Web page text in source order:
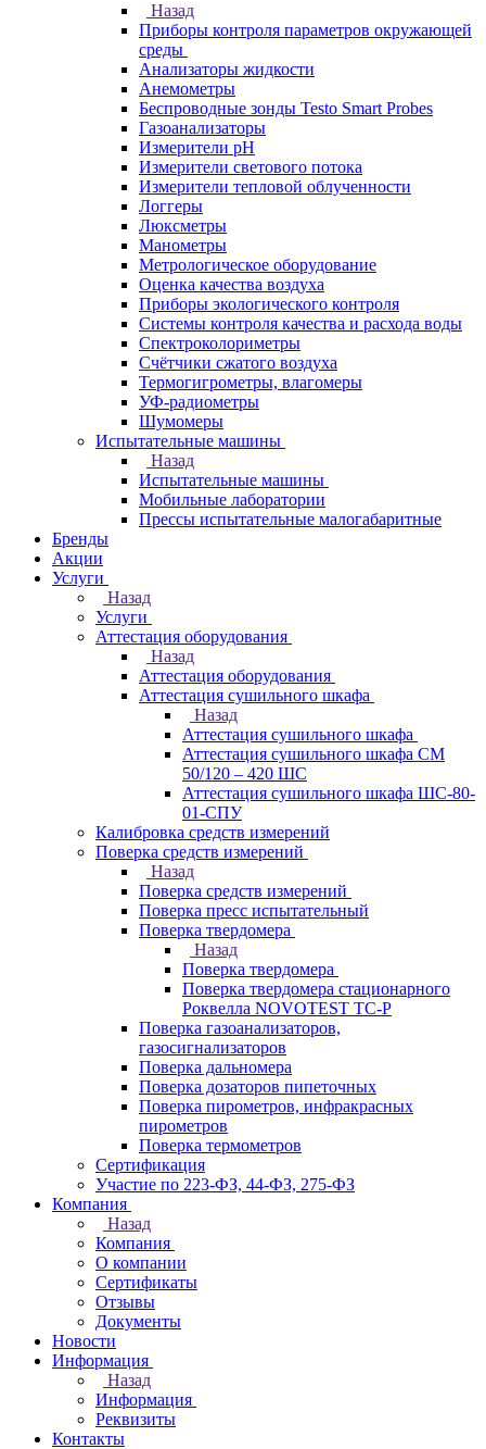
Назад
Приборы контроля параметров окружающей
среды
Анализаторы жидкости
Анемометры
Беспроводные зонды Testo Smart Probes
Газоанализаторы
Измерители pH
Измерители светового потока
Измерители тепловой облученности
Логгеры
Люксметры
Манометры
Метрологическое оборудование
Оценка качества воздуха
Приборы экологического контроля
Системы контроля качества и расхода воды
Спектроколориметры
Счётчики сжатого воздуха
Термогигрометры, влагомеры
УФ-радиометры
Шумомеры
Испытательные машины
Назад
Испытательные машины
Мобильные лаборатории
Прессы испытательные малогабаритные
Бренды
Акции
Услуги
Назад
Услуги
Аттестация оборудования
Назад
Аттестация оборудования
Аттестация сушильного шкафа
Назад
Аттестация сушильного шкафа
Аттестация сушильного шкафа СМ
50/120 – 420 ШС
Аттестация сушильного шкафа ШС-80-
01-СПУ
Калибровка средств измерений
Поверка средств измерений
Назад
Поверка средств измерений
Поверка пресс испытательный
Поверка твердомера
Назад
Поверка твердомера
Поверка твердомера стационарного
Роквелла NOVOTEST TС-Р
Поверка газоанализаторов,
газосигнализаторов
Поверка дальномера
Поверка дозаторов пипеточных
Поверка пирометров, инфракрасных
пирометров
Поверка термометров
Сертификация
Участие по 223-ФЗ, 44-ФЗ, 275-ФЗ
Компания
Назад
Компания
О компании
Сертификаты
Отзывы
Документы
Новости
Информация
Назад
Информация
Реквизиты
Контакты